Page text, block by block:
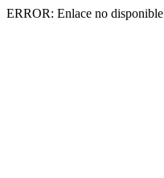
ERROR: Enlace no disponible